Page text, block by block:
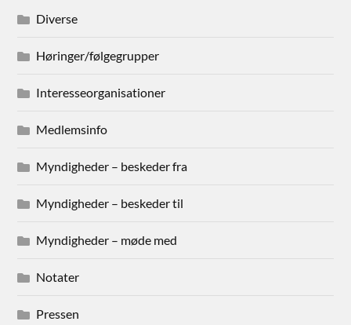
Diverse
Høringer/følgegrupper
Interesseorganisationer
Medlemsinfo
Myndigheder – beskeder fra
Myndigheder – beskeder til
Myndigheder – møde med
Notater
Pressen